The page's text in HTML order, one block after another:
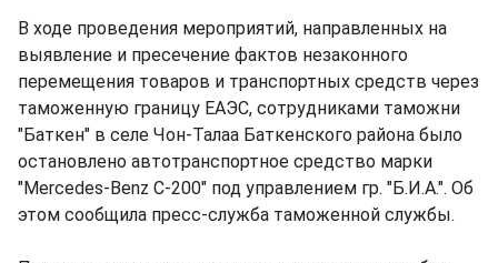
В ходе проведения мероприятий, направленных на
выявление и пресечение фактов незаконного
перемещения товаров и транспортных средств через
таможенную границу ЕАЭС, сотрудниками таможни
"Баткен" в селе Чон-Талаа Баткенского района было
остановлено автотранспортное средство марки
"Mercedes-Benz С-200" под управлением гр. "Б.И.А.". Об
этом сообщила пресс-служба таможенной службы.